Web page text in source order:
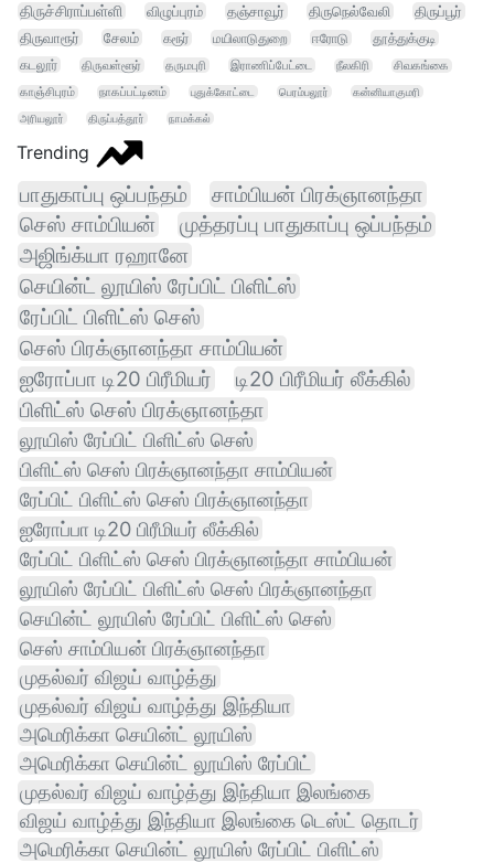
திருச்சிராப்பள்ளி விழுப்புரம் தஞ்சாவூர் திருநெல்வேலி
திருப்பூர்
திருவாரூர்
சேலம் கரூர் மயிலாடுதுறை ஈரோடு
தூத்துக்குடி
கடலூர்
திருவள்ளூர் தருமபுரி இராணிப்பேட்டை நீலகிரி
சிவகங்கை
காஞ்சிபுரம்
நாகப்பட்டினம் புதுக்கோட்டை பெரம்பலூர்
கன்னியாகுமரி
அரியலூர்
திருப்பத்தூர் நாமக்கல்
Trending
பாதுகாப்பு ஒப்பந்தம் சாம்பியன் பிரக்ஞானந்தா
செஸ் சாம்பியன்
முத்தரப்பு பாதுகாப்பு ஒப்பந்தம்
அஜிங்க்யா ரஹானே
செயின்ட் லூயிஸ் ரேப்பிட் பிளிட்ஸ்
ரேப்பிட் பிளிட்ஸ் செஸ்
செஸ் பிரக்ஞானந்தா சாம்பியன்
ஐரோப்பா டி20 பிரீமியர்
டி20 பிரீமியர் லீக்கில்
பிளிட்ஸ் செஸ் பிரக்ஞானந்தா
லூயிஸ் ரேப்பிட் பிளிட்ஸ் செஸ்
பிளிட்ஸ் செஸ் பிரக்ஞானந்தா சாம்பியன்
ரேப்பிட் பிளிட்ஸ் செஸ் பிரக்ஞானந்தா
ஐரோப்பா டி20 பிரீமியர் லீக்கில்
ரேப்பிட் பிளிட்ஸ் செஸ் பிரக்ஞானந்தா சாம்பியன்
லூயிஸ் ரேப்பிட் பிளிட்ஸ் செஸ் பிரக்ஞானந்தா
செயின்ட் லூயிஸ் ரேப்பிட் பிளிட்ஸ் செஸ்
செஸ் சாம்பியன் பிரக்ஞானந்தா
முதல்வர் விஜய் வாழ்த்து
முதல்வர் விஜய் வாழ்த்து இந்தியா
அமெரிக்கா செயின்ட் லூயிஸ்
அமெரிக்கா செயின்ட் லூயிஸ் ரேப்பிட்
முதல்வர் விஜய் வாழ்த்து இந்தியா இலங்கை
விஜய் வாழ்த்து இந்தியா இலங்கை டெஸ்ட் தொடர்
அமெரிக்கா செயின்ட் லூயிஸ் ரேப்பிட் பிளிட்ஸ்